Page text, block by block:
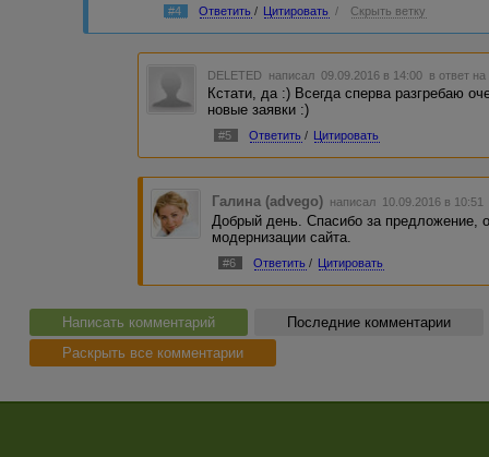
#4 Ответить / Цитировать / Скрыть ветку
DELETED написал 09.09.2016 в 14:00 в ответ на
Кстати, да :) Всегда сперва разгребаю
новые заявки :)
#5 Ответить / Цитировать
Галина (advego) написал 10.09.2016 в
Добрый день. Спасибо за предложение,
модернизации сайта.
#6 Ответить / Цитировать
Написать комментарий
Последние комментарии
Раскрыть все комментарии